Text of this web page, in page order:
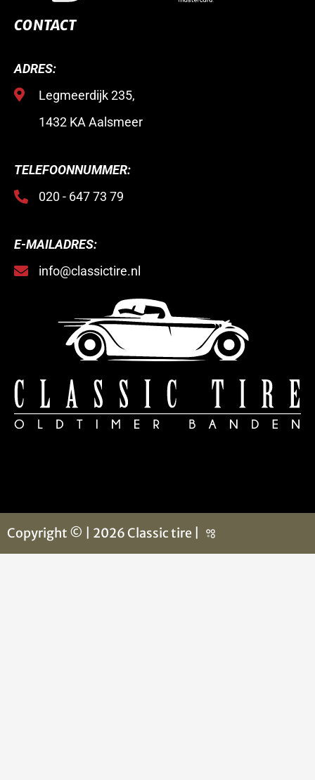
CONTACT
ADRES:
Legmeerdijk 235,
1432 KA Aalsmeer
TELEFOONNUMMER:
020 - 647 73 79
E-MAILADRES:
info@classictire.nl
Copyright © | 2026 Classic tire |